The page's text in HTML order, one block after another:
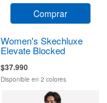
Comprar
Women's Skechluxe
Elevate Blocked
$37.990
Disponible en 2 colores